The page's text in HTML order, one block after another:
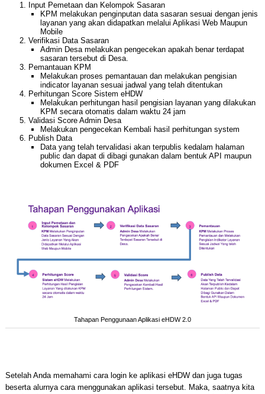
Input Pemetaan dan Kelompok Sasaran
KPM melakukan penginputan data sasaran sesuai dengan jenis
layanan yang akan didapatkan melalui Aplikasi Web Maupun
Mobile
Verifikasi Data Sasaran
Admin Desa melakukan pengecekan apakah benar terdapat
sasaran tersebut di Desa.
Pemantauan KPM
Melakukan proses pemantauan dan melakukan pengisian
indicator layanan sesuai jadwal yang telah ditentukan
Perhitungan Score Sistem eHDW
Melakukan perhitungan hasil pengisian layanan yang dilakukan
KPM secara otomatis dalam waktu 24 jam
Validasi Score Admin Desa
Melakukan pengecekan Kembali hasil perhitungan system
Publish Data
Data yang telah tervalidasi akan terpublis kedalam halaman
public dan dapat di dibagi gunakan dalam bentuk API maupun
dokumen Excel & PDF
Tahapan Penggunaan Aplikasi eHDW 2.0
Setelah Anda memahami cara login ke aplikasi eHDW dan juga tugas
beserta alurnya cara menggunakan aplikasi tersebut. Maka, saatnya kita